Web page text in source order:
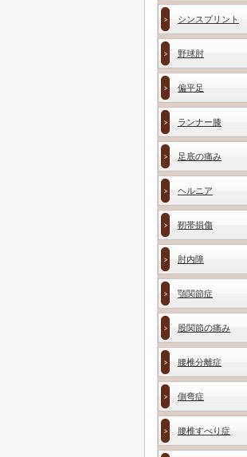
シンスプリント
野球肘
偏平足
ランナー膝
足底の痛み
ヘルニア
靭帯損傷
肘内障
顎関節症
股関節の痛み
腰椎分離症
側弯症
腰椎すべり症